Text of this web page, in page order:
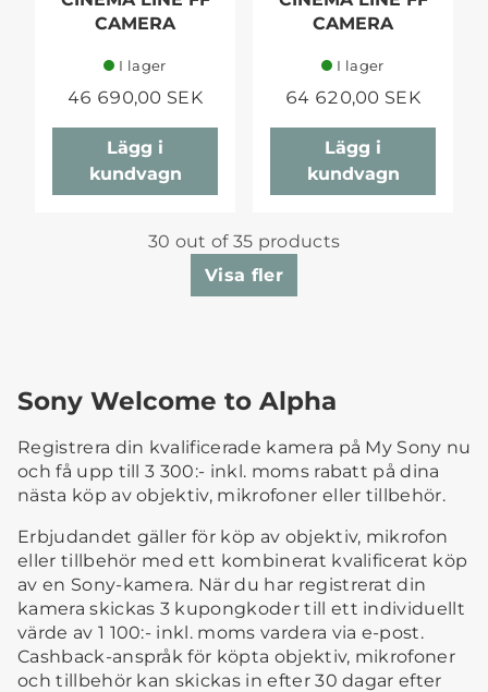
CAMERA
I lager
46 690,00 SEK
Lägg i
kundvagn
CAMERA
I lager
64 620,00 SEK
Lägg i
kundvagn
30 out of 35 products
Visa fler
Sony Welcome to Alpha
Registrera din kvalificerade kamera på My Sony nu
och få upp till 3 300:- inkl. moms rabatt på dina
nästa köp av objektiv, mikrofoner eller tillbehör.
Erbjudandet gäller för köp av objektiv, mikrofon
eller tillbehör med ett kombinerat kvalificerat köp
av en Sony-kamera. När du har registrerat din
kamera skickas 3 kupongkoder till ett individuellt
värde av 1 100:- inkl. moms vardera via e-post.
Cashback-anspråk för köpta objektiv, mikrofoner
och tillbehör kan skickas in efter 30 dagar efter